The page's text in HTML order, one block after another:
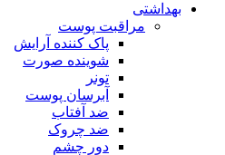
بهداشتی
مراقبت پوست
پاک کننده آرایش
شوینده صورت
تونر
آبرسان پوست
ضد آفتاب
ضد چروک
دور چشم